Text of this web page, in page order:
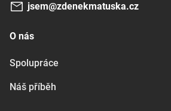
jsem@zdenekmatuska.cz
O nás
Spolupráce
Náš příběh